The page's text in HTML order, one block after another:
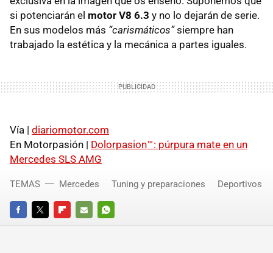
si potenciarán el motor V8 6.3 y no lo dejarán de serie.
En sus modelos más “carismáticos”siempre han
trabajado la estética y la mecánica a partes iguales.
Vía | diariomotor.com
En Motorpasión | Dolorpasion™: púrpura mate en un
Mercedes SLS AMG
FACEBOOKTWITTERFLIPBOARD
E-
WHATSAPP
TEMAS Mercedes Tuning y preparaciones Deportivos